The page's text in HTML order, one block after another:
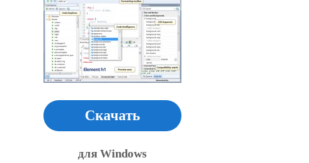
Скачать
для Windows